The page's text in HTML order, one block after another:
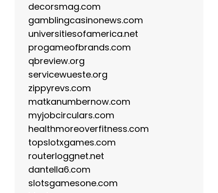
decorsmag.com
gamblingcasinonews.com
universitiesofamerica.net
progameofbrands.com
qbreview.org
servicewueste.org
zippyrevs.com
matkanumbernow.com
myjobcirculars.com
healthmoreoverfitness.com
topslotxgames.com
routerloggnet.net
dantella6.com
slotsgamesone.com